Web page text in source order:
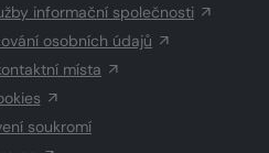
informační společnosti
osobních údajů
místa
soukromí